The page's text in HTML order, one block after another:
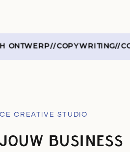
//COPYWRITING//
BUSINESS
CREATIVE STUDIO